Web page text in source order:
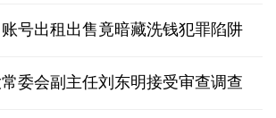
号出租出售竟暗藏洗钱犯罪陷阱
委会副主任刘东明接受审查调查